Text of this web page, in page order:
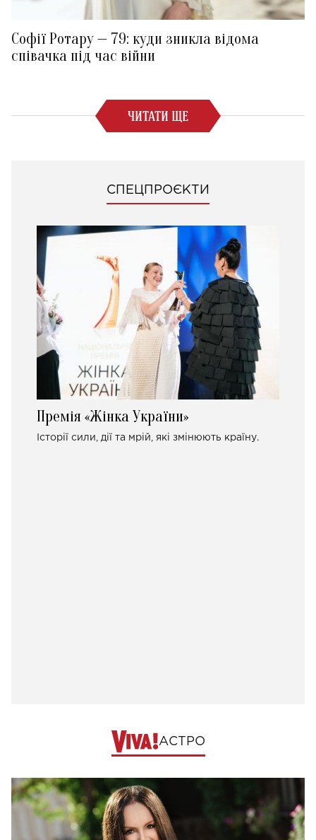
Софії Ротару — 79: куди зникла відома
співачка під час війни
ЧИТАТИ ЩЕ
СПЕЦПРОЄКТИ
Премія «Жінка України»
Історії сили, дії та мрій, які змінюють країну.
АСТРО